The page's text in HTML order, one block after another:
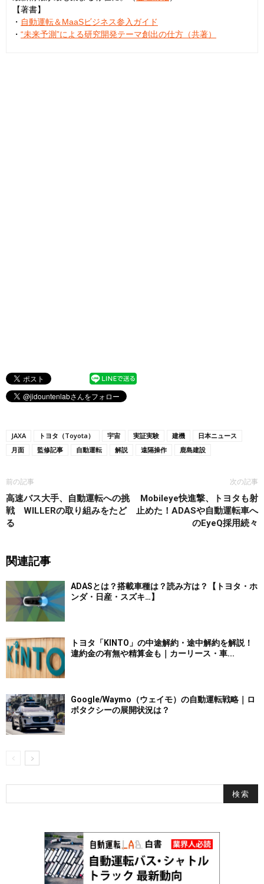
【著書】
・ 自動運転＆MaaSビジネス参入ガイド
・ “未来予測”による研究開発テーマ創出の仕方（共著）
JAXA トヨタ（Toyota） 宇宙 実証実験 建機
日本ニュース
月面
監修記事 自動運転 解説 遠隔操作 鹿島建設
前の記事
高速バス大手、自動運転への挑
戦 WILLERの取り組みをたど
る
次の記事
Mobileye快進撃、トヨタも射
止めた！ADASや自動運転車へ
のEyeQ採用続々
関連記事
ADASとは？搭載車種は？読み方は？【トヨタ・ホ
ンダ・日産・スズキ…】
トヨタ「KINTO」の中途解約・途中解約を解説！
違約金の有無や精算金も｜カーリース・車...
Google/Waymo（ウェイモ）の自動運転戦略｜ロ
ボタクシーの展開状況は？